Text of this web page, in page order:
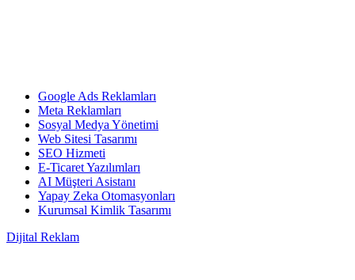
Google Ads Reklamları
Meta Reklamları
Sosyal Medya Yönetimi
Web Sitesi Tasarımı
SEO Hizmeti
E-Ticaret Yazılımları
AI Müşteri Asistanı
Yapay Zeka Otomasyonları
Kurumsal Kimlik Tasarımı
Dijital Reklam